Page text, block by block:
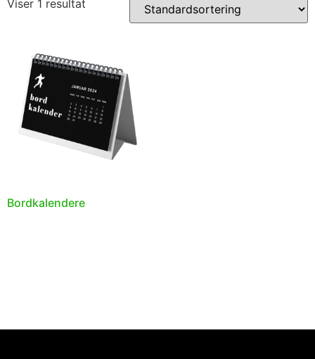
Viser 1 resultat
Bordkalendere